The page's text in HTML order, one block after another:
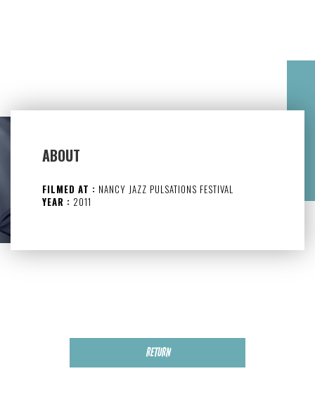
ABOUT
FILMED AT : NANCY JAZZ PULSATIONS FESTIVAL
YEAR : 2011
RETURN